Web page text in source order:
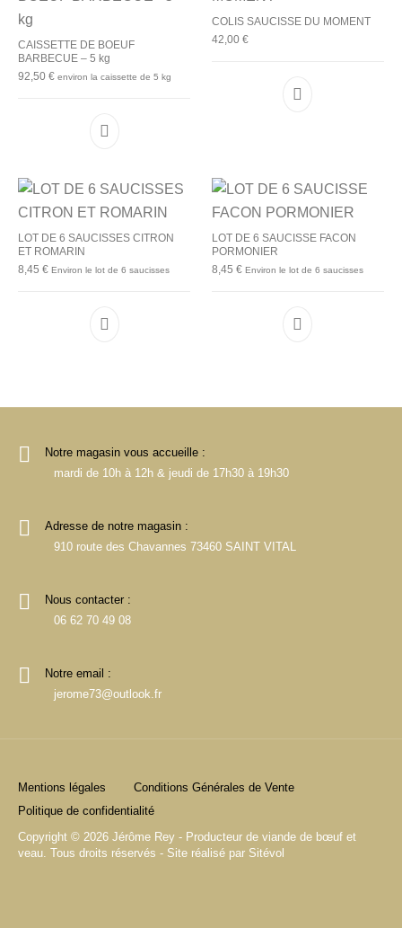
CAISSETTE DE BOEUF
BARBECUE – 5 kg
92,50€ environ la caissette de 5 kg
COLIS SAUCISSE DU MOMENT
42,00 €
LOT DE 6 SAUCISSES CITRON
ET ROMARIN
8,45€ Environ le lot de 6 saucisses
LOT DE 6 SAUCISSE FACON
PORMONIER
8,45 € Environ le lot de 6 saucisses
Notre magasin vous accueille :
mardi de 10h à 12h & jeudi de 17h30 à 19h30
Adresse de notre magasin :
910 route des Chavannes 73460 SAINT VITAL
Nous contacter :
06 62 70 49 08
Notre email :
jerome73@outlook.fr
Mentions légales
Conditions Générales de Vente
Politique de confidentialité
Copyright © 2026 Jérôme Rey - Producteur de viande de bœuf et
veau. Tous droits réservés - Site réalisé par Sitévol